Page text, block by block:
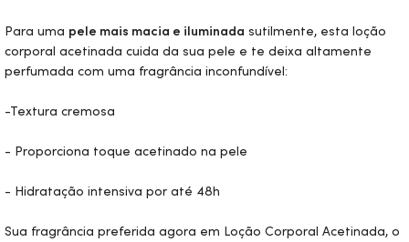
Para uma pele mais macia e iluminada sutilmente, esta loção
corporal acetinada cuida da sua pele e te deixa altamente
perfumada com uma fragrância inconfundível:
-Textura cremosa
- Proporciona toque acetinado na pele
- Hidratação intensiva por até 48h
Sua fragrância preferida agora em Loção Corporal Acetinada, o